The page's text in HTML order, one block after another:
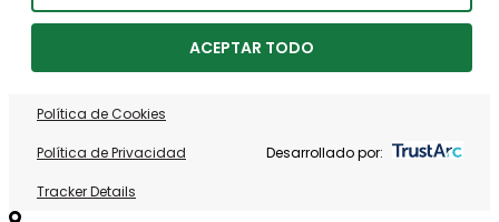
ACEPTAR TODO
Política de Cookies
Política de Privacidad
Tracker Details
Desarrollado por: